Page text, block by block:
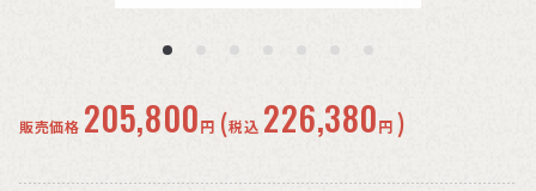
販売価格 205,800円 (税込 226,380円 )